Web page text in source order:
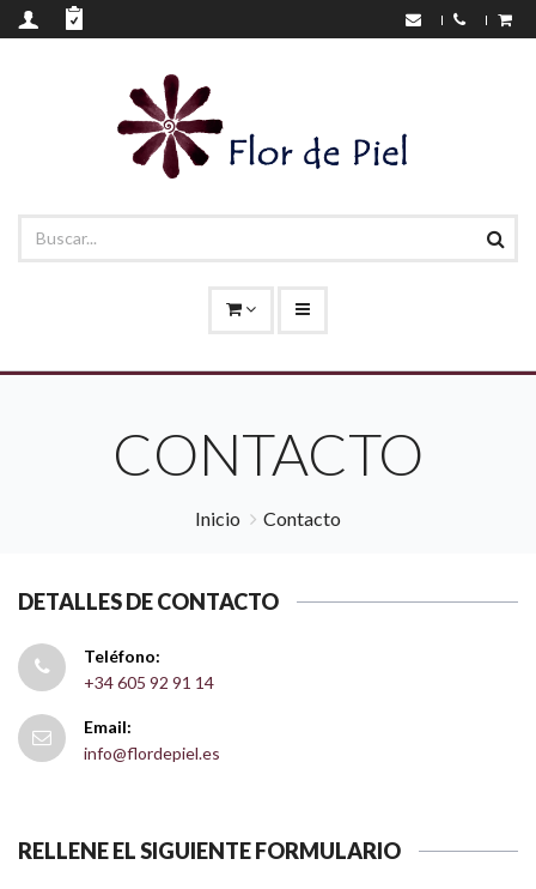
CONTACTO
Inicio Contacto
DETALLES DE CONTACTO
Teléfono:
+34 605 92 91 14
Email:
info@flordepiel.es
RELLENE EL SIGUIENTE FORMULARIO